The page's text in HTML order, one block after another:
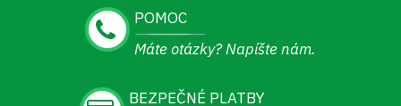
POMOC
Máte otázky? Napíšte nám.
BEZPEČNÉ PLATBY